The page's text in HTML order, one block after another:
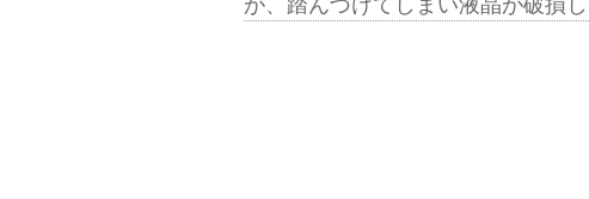
が、踏んづけてしまい液晶が破損し